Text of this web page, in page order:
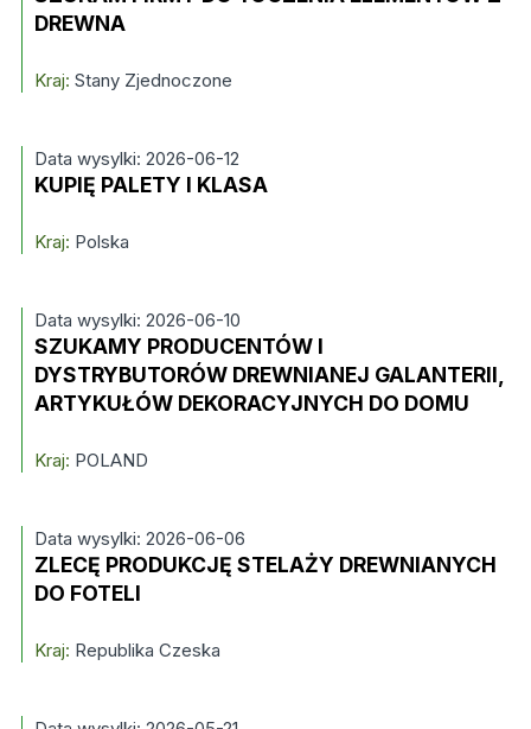
DREWNA
Kraj: Stany Zjednoczone
Data wysylki: 2026-06-12
KUPIĘ PALETY I KLASA
Kraj: Polska
Data wysylki: 2026-06-10
SZUKAMY PRODUCENTÓW I
DYSTRYBUTORÓW DREWNIANEJ GALANTERII,
ARTYKUŁÓW DEKORACYJNYCH DO DOMU
Kraj: POLAND
Data wysylki: 2026-06-06
ZLECĘ PRODUKCJĘ STELAŻY DREWNIANYCH
DO FOTELI
Kraj: Republika Czeska